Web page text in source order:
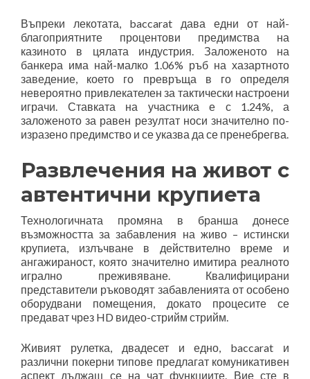
Въпреки лекотата, baccarat дава едни от най-
благоприятните процентови предимства на
казиното в цялата индустрия. Заложеното на
банкера има най-малко 1.06% ръб на хазартното
заведение, което го превръща в го определя
невероятно привлекателен за тактически настроени
играчи. Ставката на участника е с 1.24%, а
заложеното за равен резултат носи значително по-
изразено предимство и се указва да се пренебрегва.
Развлечения на живот с
автентични крупиета
Технологичната промяна в бранша донесе
възможността за забавления на живо – истински
крупиета, излъчване в действително време и
ангажираност, която значително имитира реалното
игрално преживяване. Квалифицирани
представители ръководят забавленията от особено
оборудвани помещения, докато процесите се
предават чрез HD видео-стрийм стрийм.
Живият рулетка, двадесет и едно, baccarat и
различни покерни типове предлагат комуникативен
аспект дължащ се на чат функциите. Вие сте в